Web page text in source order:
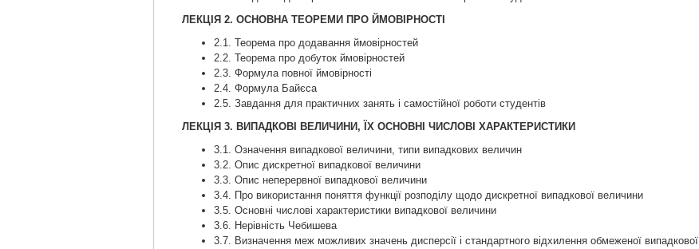
ЛЕКЦІЯ 2. ОСНОВНА ТЕОРЕМИ ПРО ЙМОВІРНОСТІ
2.1. Теорема про додавання ймовірностей
2.2. Теорема про добуток ймовірностей
2.3. Формула повної ймовірності
2.4. Формула Байєса
2.5. Завдання для практичних занять і самостійної роботи студентів
ЛЕКЦІЯ 3. ВИПАДКОВІ ВЕЛИЧИНИ, ЇХ ОСНОВНІ ЧИСЛОВІ ХАРАКТЕРИСТИКИ
3.1. Означення випадкової величини, типи випадкових величин
3.2. Опис дискретної випадкової величини
3.3. Опис неперервної випадкової величини
3.4. Про використання поняття функції розподілу щодо дискретної випадкової величини
3.5. Основні числові характеристики випадкової величини
3.6. Нерівність Чебишева
3.7. Визначення меж можливих значень дисперсії і стандартного відхилення обмеженої випадкової